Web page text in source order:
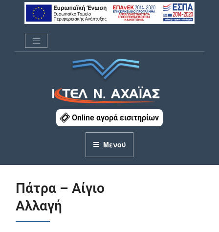
Μετάβαση
ΚΤΕΛ Ν. ΑΧΑΪΑΣOnline αγορά εισιτηρίων
Μενού
Πάτρα – Αίγιο
Αλλαγή